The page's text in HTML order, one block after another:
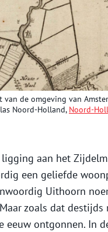
van de omgeving van
Noord-Holland, Noord-
aan het
een geliefde
Uithoorn
zoals dat
eeuw ontgonnen. In